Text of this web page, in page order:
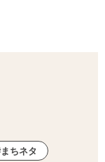
まちネタ